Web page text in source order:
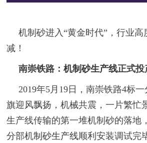
机制砂进入“黄金时代”，行业高
减！
南崇铁路：机制砂生产线正式投
2019年5月19日，南崇铁路4标
旗迎风飘扬，机械共震，一片繁忙
生产线传输的第一堆机制砂的落地
分部机制砂生产线顺利安装调试完